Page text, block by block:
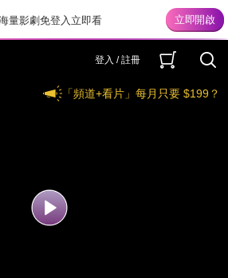
量影劇免登入立即看
登入 / 註冊
「頻道+看片」每月只要 $199？